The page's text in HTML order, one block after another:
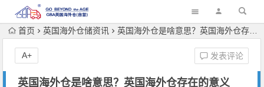
首页 英国海外仓储资讯 英国海外仓是啥意思？英国海外仓存在的意义
英国海外仓是啥意思？英国海外仓存在的意义
发表评论
A+